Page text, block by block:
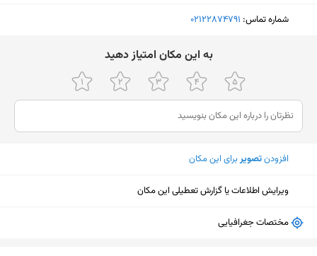
یکشنبه (امروز)
چهارشنبه
۱۱ تا ۲۴
پنجشنبه
۱۱ تا ۲۴
جمعه
شنبه
شماره تماس: ‎02122874791
ﺑﻪ اﯾﻦ ﻣﮑﺎن اﻣﺘﯿﺎز دﻫﯿﺪ
افزودنتصویربرای این مکان
ویرایش اطلاعات یا گزارش تعطیلی این مکان
مختصات جغرافیایی